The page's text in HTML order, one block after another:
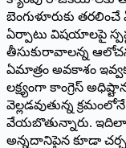
బెంగుళూరుకు తరలించే
ఏర్పాటు విషయాలపై
తీసుకురావాలన్న
ఏమాత్రం అవకాశం
లక్ష్యంగా కాంగ్రెస్‌
వెల్లడవుతున్న
వేయబొతున్నారు. ఇదిలా
అన్నదానిపైన కూడా చర్చ